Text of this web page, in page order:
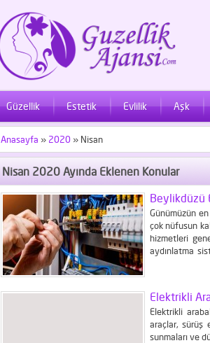
Güzellik Estetik Evlilik Aşk
Anasayfa » 2020 » Nisan
Nisan 2020 Ayında Eklenen Konular
Beylikdüzü
Günümüzün
çok nüfusun
hizmetleri
aydınlatma
Elektrikli
Elektrikli
araçlar, sürüş
sunmaları ve